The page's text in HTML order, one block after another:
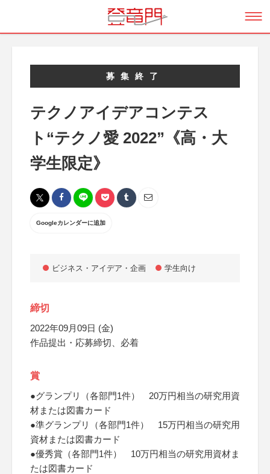
募集終了
テクノアイデアコンテス
ト“テクノ愛 2022”《高・大
学生限定》
Googleカレンダーに追加
ビジネス・アイデア・企画 学生向け
締切
2022年09月09日 (金)
作品提出・応募締切、必着
賞
●グランプリ（各部門1件） 20万円相当の研究用資
材または図書カード
●準グランプリ（各部門1件） 15万円相当の研究用
資材または図書カード
●優秀賞（各部門1件） 10万円相当の研究用資材ま
たは図書カード